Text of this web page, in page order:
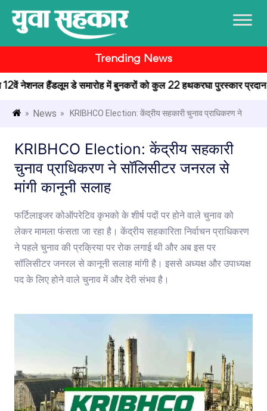
Trending News
नेशनल हैंडलूम डे समारोह में बुनकरों को कुल 22 हथकरघा पुरस्कार प्रदान किए
» News » KRIBHCO Election: केंद्रीय सहकारी चुनाव प्राधिकरण ने
KRIBHCO Election: केंद्रीय सहकारी
चुनाव प्राधिकरण ने सॉलिसीटर जनरल से
मांगी कानूनी सलाह
फर्टिलाइजर कोऑपरेटिव कृभको के शीर्ष पदों पर होने वाले चुनाव को
लेकर मामला फंसता जा रहा है। केंद्रीय सहकारिता निर्वाचन प्राधिकरण
ने पहले चुनाव की प्रक्रिया पर रोक लगाई थी और अब इस पर
सॉलिसीटर जनरल से कानूनी सलाह मांगी है। इससे अध्यक्ष और उपाध्यक्ष
पद के लिए होने वाले चुनाव में और देरी संभव है।